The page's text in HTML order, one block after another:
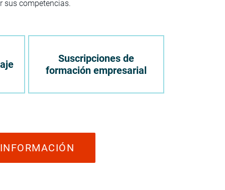
sus competencias.
Suscripciones de
formación empresarial